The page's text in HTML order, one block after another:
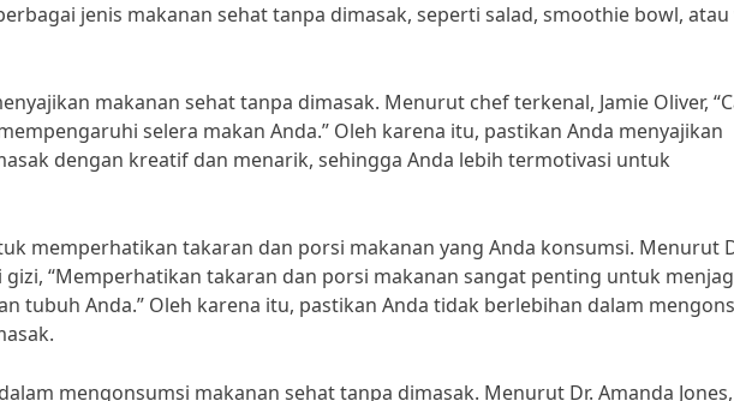
jenis makanan sehat tanpa dimasak, seperti salad, smoothie bowl,
makanan sehat tanpa dimasak. Menurut chef terkenal, Jamie Oliver,
selera makan Anda.” Oleh karena itu, pastikan Anda menyajikan
dengan kreatif dan menarik, sehingga Anda lebih termotivasi untuk
memperhatikan takaran dan porsi makanan yang Anda konsumsi. Menurut
gizi, “Memperhatikan takaran dan porsi makanan sangat penting untuk
tubuh Anda.” Oleh karena itu, pastikan Anda tidak berlebihan dalam
mengonsumsi makanan sehat tanpa dimasak. Menurut Dr. Amanda Jones,